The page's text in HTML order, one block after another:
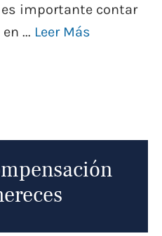
es importante contar
... Leer Más